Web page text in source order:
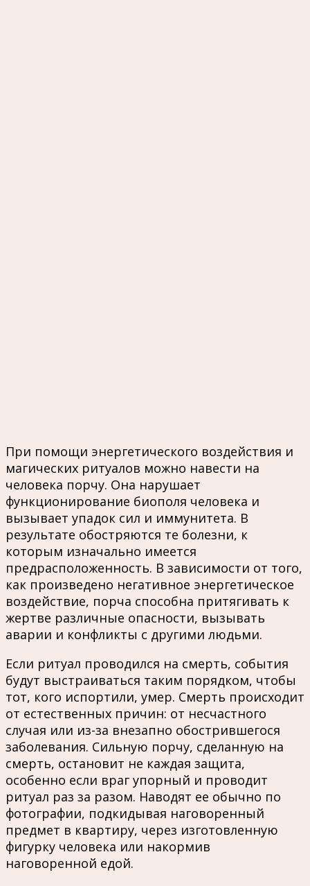
При помощи энергетического воздействия и
магических ритуалов можно навести на
человека порчу. Она нарушает
функционирование биополя человека и
вызывает упадок сил и иммунитета. В
результате обостряются те болезни, к
которым изначально имеется
предрасположенность. В зависимости от того,
как произведено негативное энергетическое
воздействие, порча способна притягивать к
жертве различные опасности, вызывать
аварии и конфликты с другими людьми.
Если ритуал проводился на смерть, события
будут выстраиваться таким порядком, чтобы
тот, кого испортили, умер. Смерть происходит
от естественных причин: от несчастного
случая или из-за внезапно обострившегося
заболевания. Сильную порчу, сделанную на
смерть, остановит не каждая защита,
особенно если враг упорный и проводит
ритуал раз за разом. Наводят ее обычно по
фотографии, подкидывая наговоренный
предмет в квартиру, через изготовленную
фигурку человека или накормив
наговоренной едой.